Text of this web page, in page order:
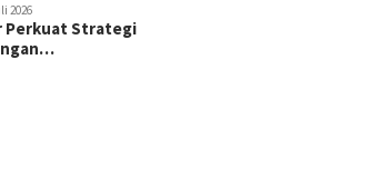
2026
Perkuat Strategi